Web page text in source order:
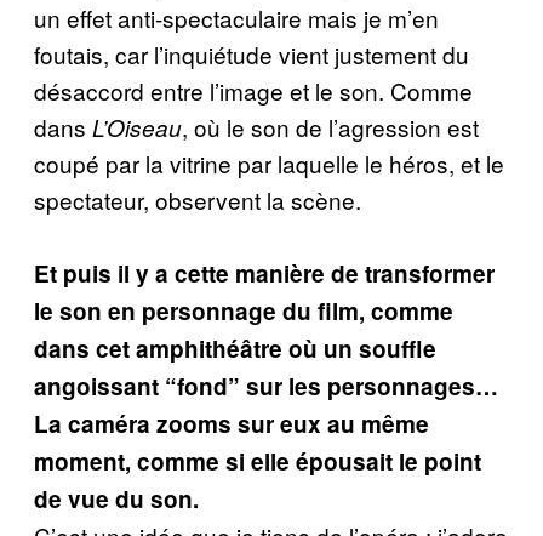
un effet anti-spectaculaire mais je m’en
foutais, car l’inquiétude vient justement du
désaccord entre l’image et le son. Comme
dans L’Oiseau, où le son de l’agression est
coupé par la vitrine par laquelle le héros, et le
spectateur, observent la scène.
Et puis il y a cette manière de transformer
le son en personnage du film, comme
dans cet amphithéâtre où un souffle
angoissant “fond” sur les personnages…
La caméra zooms sur eux au même
moment, comme si elle épousait le point
de vue du son.